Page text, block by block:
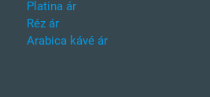
Platina ár
Réz ár
Arabica kávé ár